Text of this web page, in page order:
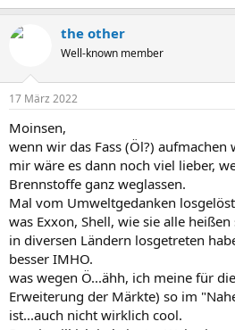
the other
Well-known member
17 März 2022
Moinsen,
wenn wir das Fass (Öl?) aufmachen
mir wäre es dann noch viel lieber,
Brennstoffe ganz weglassen.
Mal vom Umweltgedanken
was Exxon, Shell, wie sie alle
in diversen Ländern losgetreten
besser IMHO.
was wegen Ö...ähh, ich meine für
Erweiterung der Märkte) so im
ist...auch nicht wirklich cool.